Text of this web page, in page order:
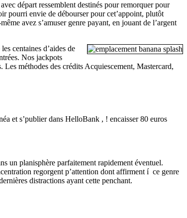
départ ressemblent destinés pour remorquer pour
pourri envie de débourser pour cet’appoint, plutôt
avez s’amuser genre payant, en jouant de l’argent
centaines d’aides de
Nos jackpots
méthodes des crédits Acquiescement, Mastercard,
et s’publier dans HelloBank , ! encaisser 80 euros
un planisphère parfaitement rapidement éventuel.
regorgent p’attention dont affirment í ce genre
distractions ayant cette penchant.